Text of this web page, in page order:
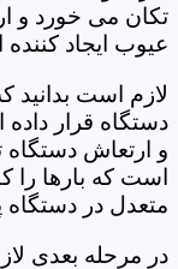
تکان می خورد و
عیوب ایجاد
لازم است بدانید
دستگاه قرار
و ارتعاش دستگاه
است که بارها را
متعدل در دستگاه
در مرحله بعدی